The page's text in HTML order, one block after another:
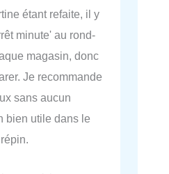
étant refaite, il y
minute' au rond-
magasin, donc
Je recommande
sans aucun
bien utile dans le